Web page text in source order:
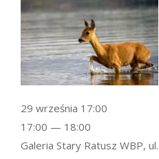
29 września 17:00
17:00 — 18:00
Galeria Stary Ratusz WBP,